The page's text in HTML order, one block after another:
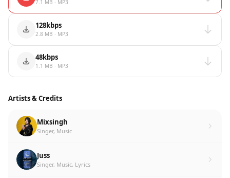
7.1 MB · MP3
128kbps
2.8 MB · MP3
48kbps
1.1 MB · MP3
Artists & Credits
Mixsingh
Singer, Music
Juss
Singer, Music, Lyrics